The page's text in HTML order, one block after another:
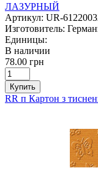
ЛАЗУРНЫЙ
Артикул: UR-
Изготовитель:
Единицы:
В наличии
78.00 грн
Купить
RR п Картон з